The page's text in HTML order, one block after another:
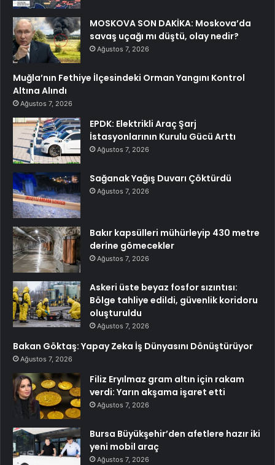
MOSKOVA SON DAKİKA: Moskova’da
savaş uçağı mı düştü, olay nedir?
Ağustos 7, 2026
Muğla’nın Fethiye İlçesindeki Orman Yangını Kontrol
Altına Alındı
Ağustos 7, 2026
EPDK: Elektrikli Araç Şarj
İstasyonlarının Kurulu Gücü Arttı
Ağustos 7, 2026
Sağanak Yağış Duvarı Çöktürdü
Ağustos 7, 2026
Bakır kapsülleri mühürleyip 430 metre
derine gömecekler
Ağustos 7, 2026
Askeri üste beyaz fosfor sızıntısı:
Bölge tahliye edildi, güvenlik koridoru
oluşturuldu
Ağustos 7, 2026
Bakan Göktaş: Yapay Zeka İş Dünyasını Dönüştürüyor
Ağustos 7, 2026
Filiz Eryılmaz gram altın için rakam
verdi: Yarın akşama işaret etti
Ağustos 7, 2026
Bursa Büyükşehir’den afetlere hazır iki
yeni mobil araç
Ağustos 7, 2026